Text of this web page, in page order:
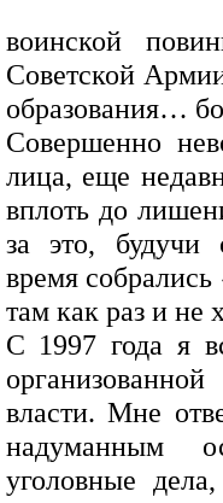
воинской
Советской
образования…
Совершенно
лица, еще
вплоть до
за это, будучи
время
там как раз и не
С 1997 года я
власти. Мне
надуманным
уголовные